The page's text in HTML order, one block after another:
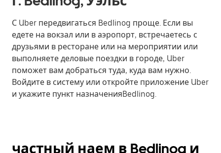
С Uber передвигаться Bedlinog проще. Если вы
едете на вокзал или в аэропорт, встречаетесь с
друзьями в ресторане или на мероприятии или
выполняете деловые поездки в городе, Uber
поможет вам добраться туда, куда вам нужно.
Войдите в систему или откройте приложение Uber
и укажите пункт назначенияBedlinog.
частный наем в Bedlinog и